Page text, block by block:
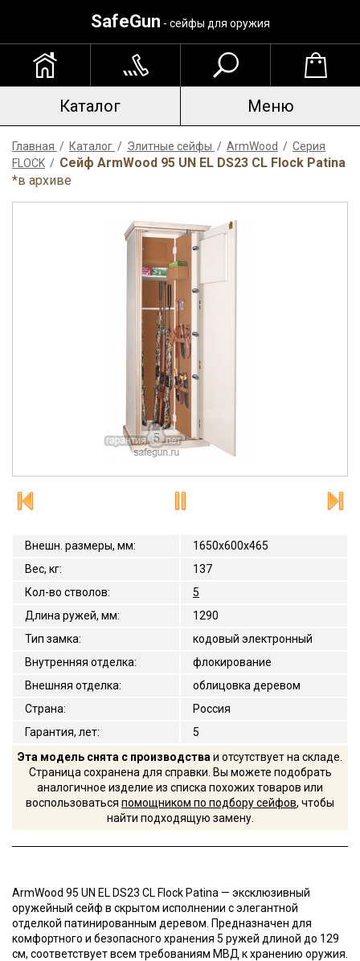
SafeGun - сейфы для оружия
Каталог Меню
Главная / Каталог / Элитные сейфы / ArmWood / Серия
FLOCK / Сейф ArmWood 95 UN EL DS23 CL Flock Patina
*в архиве
Внешн. размеры, мм:
1650x600x465
Вес, кг:
137
Кол-во стволов:
5
Длина ружей, мм:
1290
Тип замка:
кодовый электронный
Внутренняя отделка:
флокирование
Внешняя отделка:
облицовка деревом
Страна:
Россия
Гарантия, лет:
5
Эта модель снята с производства и отсутствует на складе.
Страница сохранена для справки. Вы можете подобрать
аналогичное изделие из списка похожих товаров или
воспользоваться помощником по подбору сейфов, чтобы
найти подходящую замену.
ArmWood 95 UN EL DS23 CL Flock Patina — эксклюзивный
оружейный сейф в скрытом исполнении с элегантной
отделкой патинированным деревом. Предназначен для
комфортного и безопасного хранения 5 ружей длиной до 129
cм, соответствует всем требованиям МВД к хранению оружия.